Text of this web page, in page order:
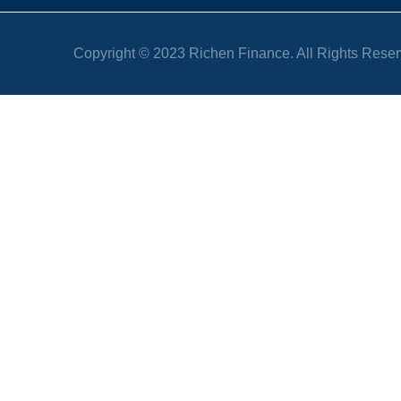
Copyright © 2023 Richen Finance. All Rights